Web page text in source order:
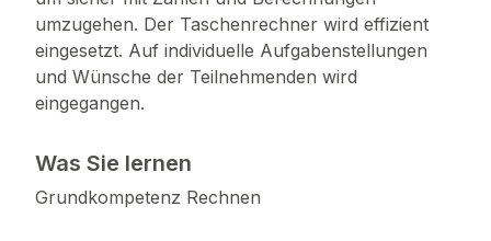
umzugehen. Der Taschenrechner wird effizient
eingesetzt. Auf individuelle Aufgabenstellungen
und Wünsche der Teilnehmenden wird
eingegangen.
Was Sie lernen
Grundkompetenz Rechnen